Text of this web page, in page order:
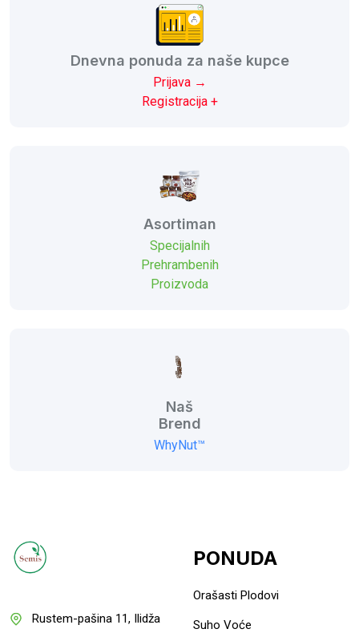
Dnevna ponuda za naše kupce
Prijava →
Registracija +
Asortiman
Specijalnih
Prehrambenih
Proizvoda
Naš
Brend
WhyNut™
Rustem-pašina 11, Ilidža
PONUDA
Orašasti Plodovi
Suho Voće